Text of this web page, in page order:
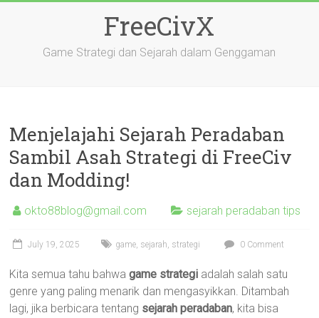
FreeCivX
Game Strategi dan Sejarah dalam Genggaman
Menjelajahi Sejarah Peradaban
Sambil Asah Strategi di FreeCiv
dan Modding!
okto88blog@gmail.com sejarah peradaban tips
July 19, 2025 game, sejarah, strategi 0 Comment
Kita semua tahu bahwagame strategi adalah salah satu
genre yang paling menarik dan mengasyikkan. Ditambah
lagi, jika berbicara tentang sejarah peradaban, kita bisa